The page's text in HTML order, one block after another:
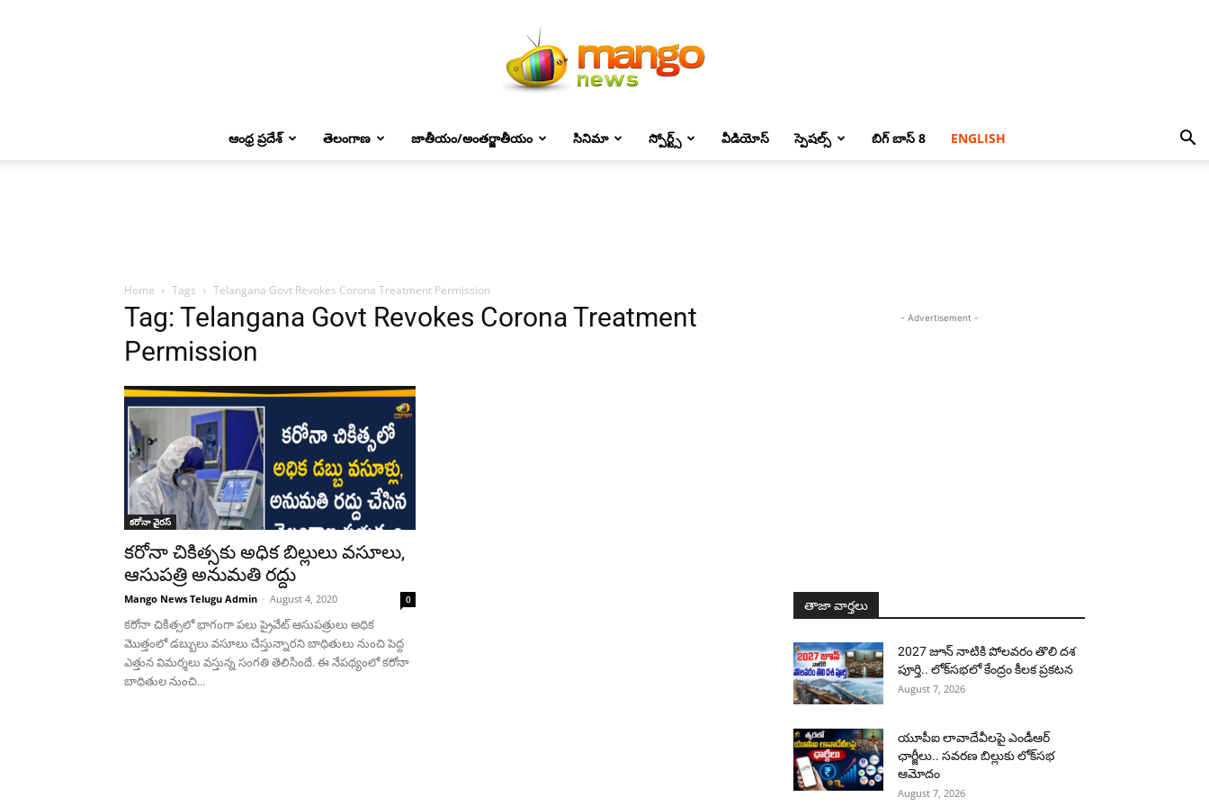
ఆంధ్ర ప్రదేశ్ తెలంగాణ జాతీయం/అంతర్జాతీయం సినిమా స్పోర్ట్స్ వీడియోస్ స్పెషల్స్ బిగ్ బాస్ 8 ENGLISH
Home Tags Telangana Govt Revokes Corona Treatment Permission
Tag: Telangana Govt Revokes Corona Treatment
Permission
కరోనా వైరస్
కరోనా చికిత్సకు అధిక బిల్లులు వసూలు,
ఆసుపత్రి అనుమతి రద్దు
Mango News Telugu Admin - August 4, 2020 0
కరోనా చికిత్సలో భాగంగా పలు ప్రైవేట్ ఆసుపత్రులు అధిక
మొత్తంలో డబ్బులు వసూలు చేస్తున్నారని బాధితులు నుంచి పెద్ద
ఎత్తున విమర్శలు వస్తున్న సంగతి తెలిసిందే. ఈ నేపథ్యంలో కరోనా
బాధితుల నుంచి...
- Advertisement -
తాజా వార్తలు
2027 జూన్ నాటికి పోలవరం తొలి దశ
పూర్తి.. లోక్‌సభలో కేంద్రం కీలక ప్రకటన
August 7, 2026
యూపీఐ లావాదేవీలపై ఎండీఆర్
ఛార్జీలు.. సవరణ బిల్లుకు లోక్‌సభ
ఆమోదం
August 7, 2026